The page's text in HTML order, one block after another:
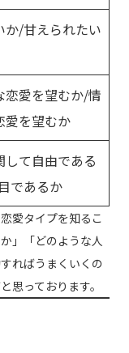
か/甘えられたい
恋愛を望むか/情
愛を望むか
して自由である
であるか
愛タイプを知るこ
」「どのような人
ればうまくいくの
思っております。